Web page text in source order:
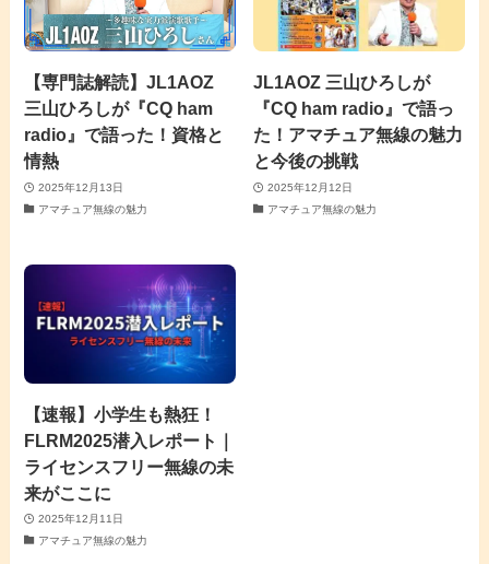
【専門誌解読】JL1AOZ
三山ひろしが『CQ ham
radio』で語った！資格と
情熱
2025年12月13日
アマチュア無線の魅力
JL1AOZ 三山ひろしが
『CQ ham radio』で語っ
た！アマチュア無線の魅力
と今後の挑戦
2025年12月12日
アマチュア無線の魅力
【速報】小学生も熱狂！
FLRM2025潜入レポート｜
ライセンスフリー無線の未
来がここに
2025年12月11日
アマチュア無線の魅力